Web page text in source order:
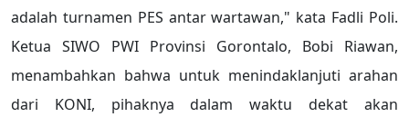
adalah turnamen PES antar wartawan," kata Fadli Poli.
Ketua SIWO PWI Provinsi Gorontalo, Bobi Riawan,
menambahkan bahwa untuk menindaklanjuti arahan
dari KONI, pihaknya dalam waktu dekat akan